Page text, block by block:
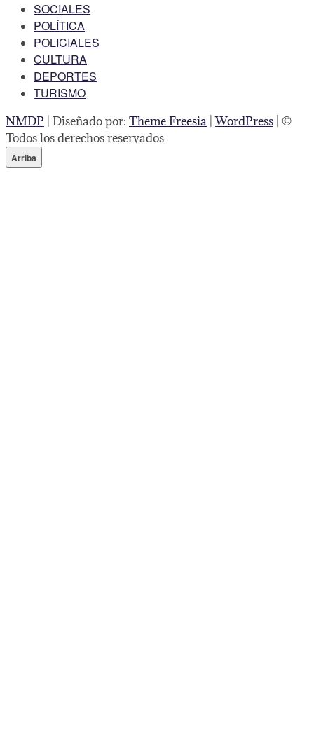
SOCIALES
POLÍTICA
POLICIALES
CULTURA
DEPORTES
TURISMO
NMDP | Diseñado por: Theme Freesia |WordPress | ©
Todos los derechos reservados
Arriba